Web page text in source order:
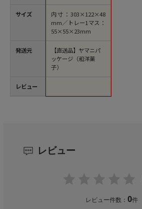
サイズ
発送元
レビュー
内寸：303×122×48
mm／トレー1マス：
55×55×23mm
【直送品】ヤマニパ
ッケージ（和洋菓
子）
レビュー
レビュー件数：0件